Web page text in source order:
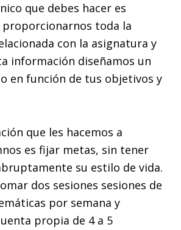
que debes hacer es
toda la
con la asignatura y
información diseñamos un
en función de tus objetivos y
que les hacemos a
es fijar metas, sin tener
su estilo de vida.
dos sesiones sesiones de
por semana y
propia de 4 a 5